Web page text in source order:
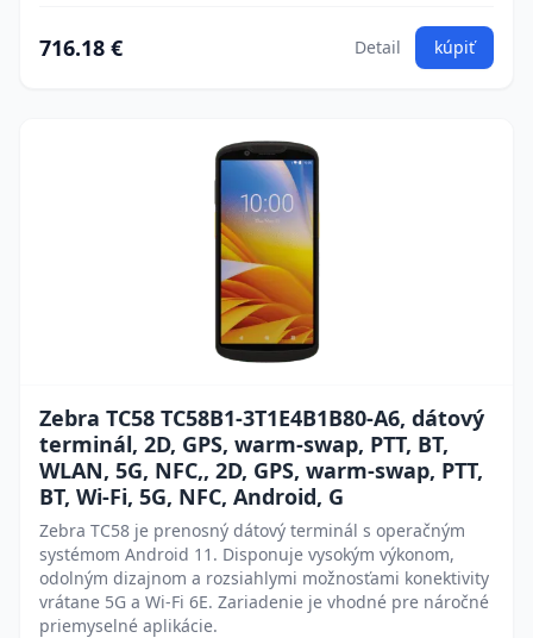
716.18 € Detail kúpiť
Zebra TC58 TC58B1-3T1E4B1B80-A6, dátový
terminál, 2D, GPS, warm-swap, PTT, BT,
WLAN, 5G, NFC,, 2D, GPS, warm-swap, PTT,
BT, Wi-Fi, 5G, NFC, Android, G
Zebra TC58 je prenosný dátový terminál s operačným
systémom Android 11. Disponuje vysokým výkonom,
odolným dizajnom a rozsiahlymi možnosťami konektivity
vrátane 5G a Wi-Fi 6E. Zariadenie je vhodné pre náročné
priemyselné aplikácie.